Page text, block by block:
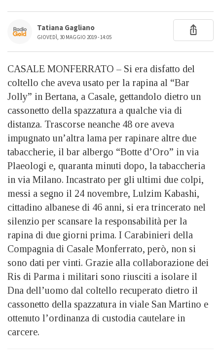
Tatiana Gagliano
GIOVEDÌ, 30 MAGGIO 2019 - 14:05
CASALE MONFERRATO – Si era disfatto del
coltello che aveva usato per la rapina al “Bar
Jolly” in Bertana, a Casale, gettandolo dietro un
cassonetto della spazzatura a qualche via di
distanza. Trascorse neanche 48 ore aveva
impugnato un’altra lama per rapinare altre due
tabaccherie, il bar albergo “Botte d’Oro” in via
Plaeologi e, quaranta minuti dopo, la tabaccheria
in via Milano. Incastrato per gli ultimi due colpi,
messi a segno il 24 novembre, Lulzim Kabashi,
cittadino albanese di 46 anni, si era trincerato nel
silenzio per scansare la responsabilità per la
rapina di due giorni prima. I Carabinieri della
Compagnia di Casale Monferrato, però, non si
sono dati per vinti. Grazie alla collaborazione dei
Ris di Parma i militari sono riusciti a isolare il
Dna dell’uomo dal coltello recuperato dietro il
cassonetto della spazzatura in viale San Martino e
ottenuto l’ordinanza di custodia cautelare in
carcere.